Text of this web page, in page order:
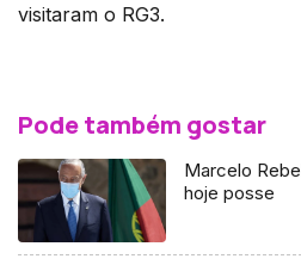
visitaram o RG3.
Pode também gostar
Marcelo
hoje posse